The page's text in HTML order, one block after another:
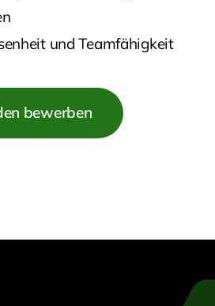
und Teamfähigkeit
bewerben